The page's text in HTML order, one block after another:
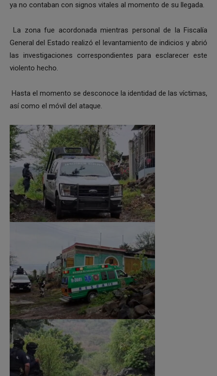
ya no contaban con signos vitales al momento de su llegada.
La zona fue acordonada mientras personal de la Fiscalía
General del Estado realizó el levantamiento de indicios y abrió
las investigaciones correspondientes para esclarecer este
violento hecho.
Hasta el momento se desconoce la identidad de las víctimas,
así como el móvil del ataque.